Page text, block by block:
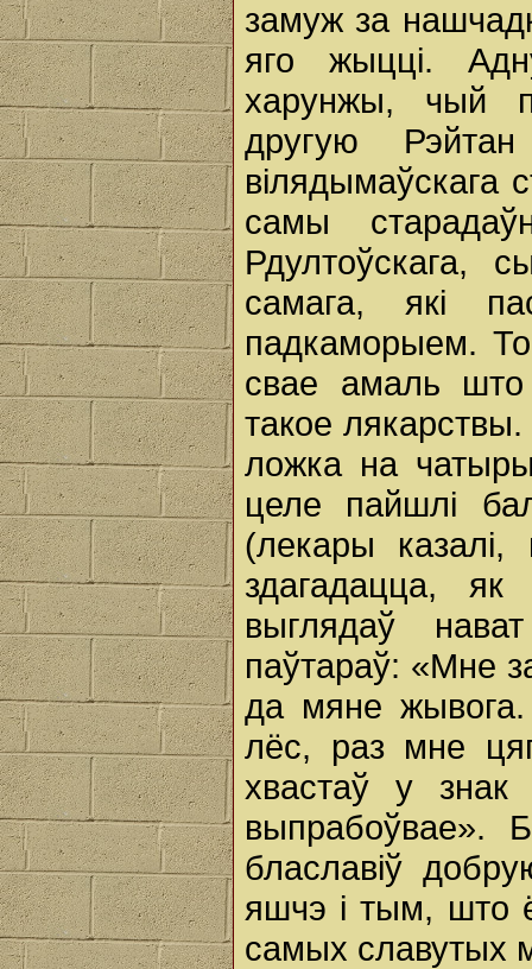
замуж за
яго жыцці.
харунжы, чый
другую
вілядымаўскага
самы
Рдултоўскага,
самага, які
падкаморыем.
свае амаль што
такое
ложка на
целе пайшлі
(лекары
здагадацца,
выглядаў
паўтараў: «Мне
да мяне
лёс, раз мне
хвастаў у
выпрабоўвае».
блаславіў
яшчэ i тым, што
самых славутых